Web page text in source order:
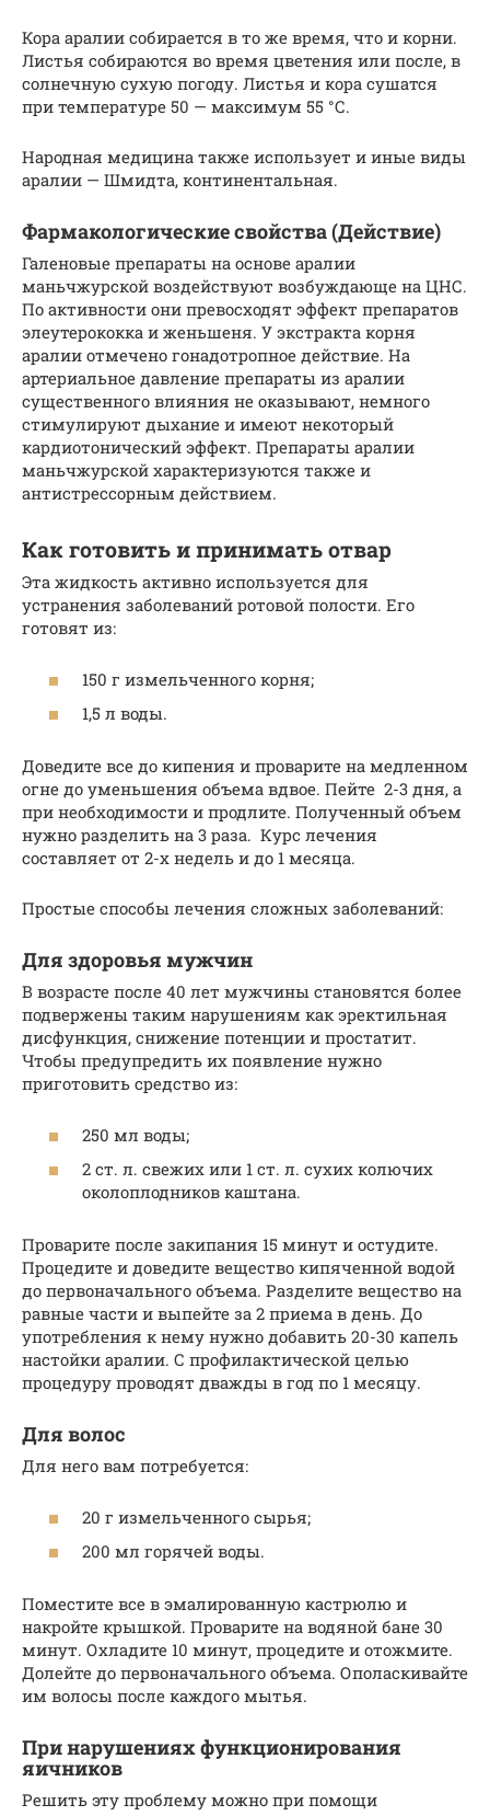
Кора аралии собирается в то же время, что и корни.
Листья собираются во время цветения или после, в
солнечную сухую погоду. Листья и кора сушатся
при температуре 50 — максимум 55 °С.
Народная медицина также использует и иные виды
аралии — Шмидта, континентальная.
Фармакологические свойства (Действие)
Галеновые препараты на основе аралии
маньчжурской воздействуют возбуждающе на ЦНС.
По активности они превосходят эффект препаратов
элеутерококка и женьшеня. У экстракта корня
аралии отмечено гонадотропное действие. На
артериальное давление препараты из аралии
существенного влияния не оказывают, немного
стимулируют дыхание и имеют некоторый
кардиотонический эффект. Препараты аралии
маньчжурской характеризуются также и
антистрессорным действием.
Как готовить и принимать отвар
Эта жидкость активно используется для
устранения заболеваний ротовой полости. Его
готовят из:
150 г измельченного корня;
1,5 л воды.
Доведите все до кипения и проварите на медленном
огне до уменьшения объема вдвое. Пейте 2-3 дня, а
при необходимости и продлите. Полученный объем
нужно разделить на 3 раза. Курс лечения
составляет от 2-х недель и до 1 месяца.
Простые способы лечения сложных заболеваний:
Для здоровья мужчин
В возрасте после 40 лет мужчины становятся более
подвержены таким нарушениям как эректильная
дисфункция, снижение потенции и простатит.
Чтобы предупредить их появление нужно
приготовить средство из:
250 мл воды;
2 ст. л. свежих или 1 ст. л. сухих колючих
околоплодников каштана.
Проварите после закипания 15 минут и остудите.
Процедите и доведите вещество кипяченной водой
до первоначального объема. Разделите вещество на
равные части и выпейте за 2 приема в день. До
употребления к нему нужно добавить 20-30 капель
настойки аралии. С профилактической целью
процедуру проводят дважды в год по 1 месяцу.
Для волос
Для него вам потребуется:
20 г измельченного сырья;
200 мл горячей воды.
Поместите все в эмалированную кастрюлю и
накройте крышкой. Проварите на водяной бане 30
минут. Охладите 10 минут, процедите и отожмите.
Долейте до первоначального объема. Ополаскивайте
им волосы после каждого мытья.
При нарушениях функционирования
яичников
Решить эту проблему можно при помощи